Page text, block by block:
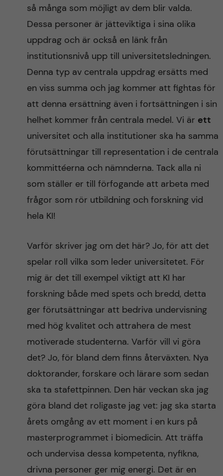
så många som möjligt av dem blir valda.
Dessa personer är jätteviktiga i sina olika
uppdrag och är också en länk från
institutionsnivå upp till universitetsledningen.
Denna typ av centrala uppdrag ersätts med
en viss summa och jag kommer att fightas för
att denna ersättning även i fortsättningen i sin
helhet kommer från centrala medel. Vi är ett
universitet och alla institutioner ska ha samma
förutsättningar till representation i de centrala
kommittéerna och nämnderna. Tack alla ni
som ställer er till förfogande att arbeta med
frågor som rör utbildning och forskning vid
hela KI!
Varför skriver jag om det här? Jo, för att det
spelar roll vilka som leder universitetet. För
mig är det till exempel viktigt att KI har
forskning både med spets och bredd, detta
ger förutsättningar att bedriva undervisning
med hög kvalitet och attrahera de mest
motiverade studenterna. Varför vill vi göra
det? Jo, för bland dem finns återväxten. Nya
doktorander, forskare och lärare som sedan
ska ta stafettpinnen. Den här veckan ska jag
göra bland det roligaste jag vet: jag ska starta
årets omgång av ett moment i en kurs på
masterprogrammet i biomedicin. Att träffa
och undervisa dessa kompetenta, nyfikna,
drivna personer ger mig energi. Det är en